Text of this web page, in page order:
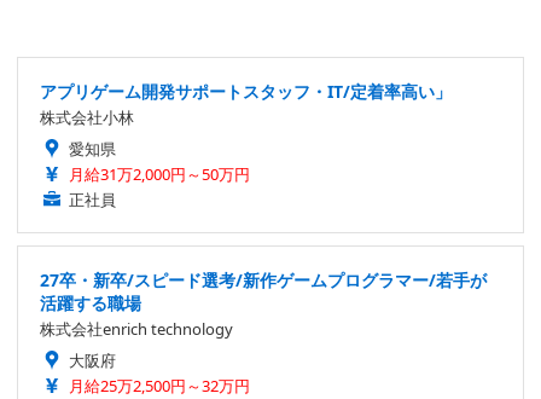
アプリゲーム開発サポートスタッフ・IT/定着率高い」
株式会社小林
愛知県
月給31万2,000円～50万円
正社員
27卒・新卒/スピード選考/新作ゲームプログラマー/若手が
活躍する職場
株式会社enrich technology
大阪府
月給25万2,500円～32万円